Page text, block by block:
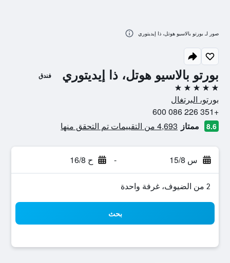
بورتو بالاسيو هوتل، ذا إيديتوري فندق
5 نجوم
بورتو، البرتغال
+351 226 086 600
8.6 ممتاز 4,693 من التقييمات تم التحقق منها
س 15/8 - ح 16/8
2 من الضيوف، غرفة واحدة
بحث
صور لـ بورتو بالاسيو هوتل، ذا إيديتوري